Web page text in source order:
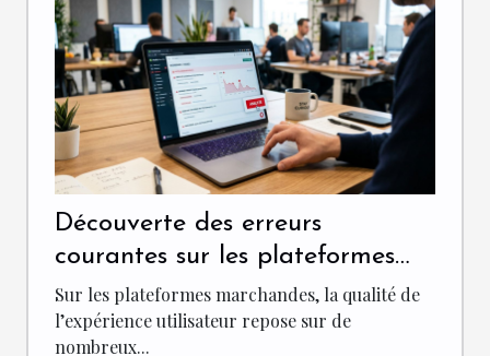
Découverte des erreurs
courantes sur les plateformes
marchandes avec une analyse
en un clic
Sur les plateformes marchandes, la qualité de
l’expérience utilisateur repose sur de
nombreux...